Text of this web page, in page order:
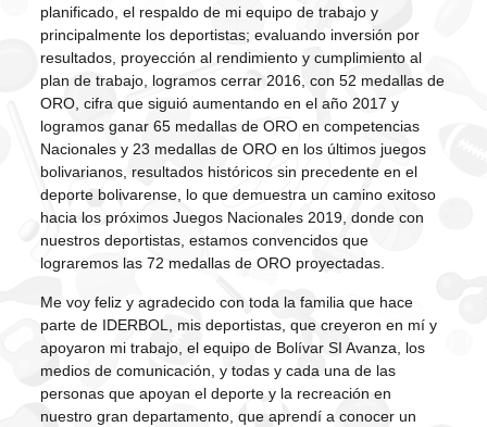
planificado, el respaldo de mi equipo de trabajo y
principalmente los deportistas; evaluando inversión por
resultados, proyección al rendimiento y cumplimiento al
plan de trabajo, logramos cerrar 2016, con 52 medallas de
ORO, cifra que siguió aumentando en el año 2017 y
logramos ganar 65 medallas de ORO en competencias
Nacionales y 23 medallas de ORO en los últimos juegos
bolivarianos, resultados históricos sin precedente en el
deporte bolivarense, lo que demuestra un camino exitoso
hacia los próximos Juegos Nacionales 2019, donde con
nuestros deportistas, estamos convencidos que
lograremos las 72 medallas de ORO proyectadas.
Me voy feliz y agradecido con toda la familia que hace
parte de IDERBOL, mis deportistas, que creyeron en mí y
apoyaron mi trabajo, el equipo de Bolívar SI Avanza, los
medios de comunicación, y todas y cada una de las
personas que apoyan el deporte y la recreación en
nuestro gran departamento, que aprendí a conocer un